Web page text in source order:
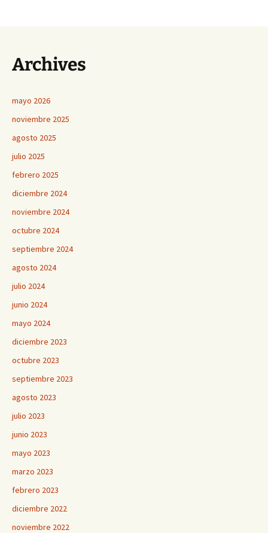
entradas
Archives
mayo 2026
noviembre 2025
agosto 2025
julio 2025
febrero 2025
diciembre 2024
noviembre 2024
octubre 2024
septiembre 2024
agosto 2024
julio 2024
junio 2024
mayo 2024
diciembre 2023
octubre 2023
septiembre 2023
agosto 2023
julio 2023
junio 2023
mayo 2023
marzo 2023
febrero 2023
diciembre 2022
noviembre 2022